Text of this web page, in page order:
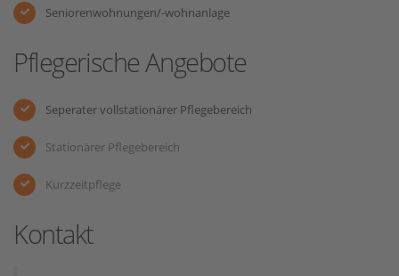
Seniorenwohnungen/-wohnanlage
Pflegerische Angebote
Seperater vollstationärer Pflegebereich
Stationärer Pflegebereich
Kurzzeitpflege
Kontakt